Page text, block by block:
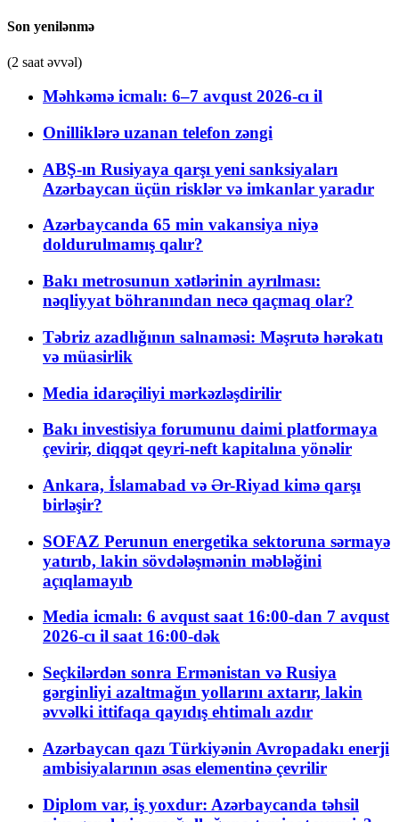
Son yenilənmə
(2 saat əvvəl)
Məhkəmə icmalı: 6–7 avqust 2026-cı il
Onilliklərə uzanan telefon zəngi
ABŞ-ın Rusiyaya qarşı yeni sanksiyaları
Azərbaycan üçün risklər və imkanlar yaradır
Azərbaycanda 65 min vakansiya niyə
doldurulmamış qalır?
Bakı metrosunun xətlərinin ayrılması:
nəqliyyat böhranından necə qaçmaq olar?
Təbriz azadlığının salnaməsi: Məşrutə hərəkatı
və müasirlik
Media idarəçiliyi mərkəzləşdirilir
Bakı investisiya forumunu daimi platformaya
çevirir, diqqət qeyri-neft kapitalına yönəlir
Ankara, İslamabad və Ər-Riyad kimə qarşı
birləşir?
SOFAZ Perunun energetika sektoruna sərmayə
yatırıb, lakin sövdələşmənin məbləğini
açıqlamayıb
Media icmalı: 6 avqust saat 16:00-dan 7 avqust
2026-cı il saat 16:00-dək
Seçkilərdən sonra Ermənistan və Rusiya
gərginliyi azaltmağın yollarını axtarır, lakin
əvvəlki ittifaqa qayıdış ehtimalı azdır
Azərbaycan qazı Türkiyənin Avropadakı enerji
ambisiyalarının əsas elementinə çevrilir
Diplom var, iş yoxdur: Azərbaycanda təhsil